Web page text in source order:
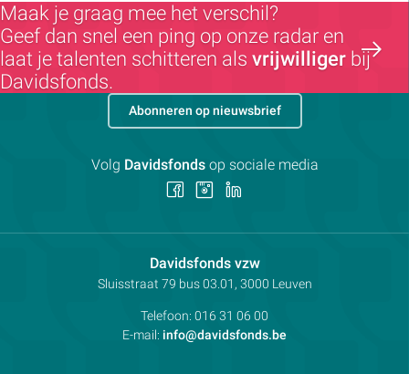
Maak je graag mee het verschil?
Geef dan snel een ping op onze radar en
laat je talenten schitteren als vrijwilliger bij
Davidsfonds.
Davidsfonds vzwContactpersoon:
Adres:
Sluisstraat 79 bus 03.01, 3000 Leuven
Telefoon: 016 31 06 00
E-mail: info@davidsfonds.be
Abonneren op nieuwsbrief
Volg Davidsfondsop sociale media
Volg Volg